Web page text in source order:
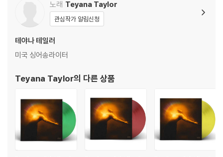
하시면 해결됩니다.
3) 디스크에 미세한 잔 흠집이 남아있거나 인쇄 면이 깨끗하지 않은 경우
가 있으며, 이는 상품의 불량이 아닙니다. 단, 재생에 이상이 있는 경우에는
불량으로 인한 반품/교환이 가능합니다
아래에 해당하는 경우는 불량이 아니므로 개봉 후 반품/교환이 불가합니
1) 컬러 디스크는 웹 이미지와 실제 색상이 차이가 날 수 있습니다.
2) 컬러 디스크의 특성상 제작 공정시 앨범마다 색상 차이가 나는 경우도
있습니다.
3) 컬러 디스크는 제작 과정에서 다른 색상 염료가 섞여 얼룩과 번짐, 반점
노래 Teyana Taylor
관심작가 알림신청
테야나 테일러
미국 싱어송라이터
Teyana Taylor의 다른 상품